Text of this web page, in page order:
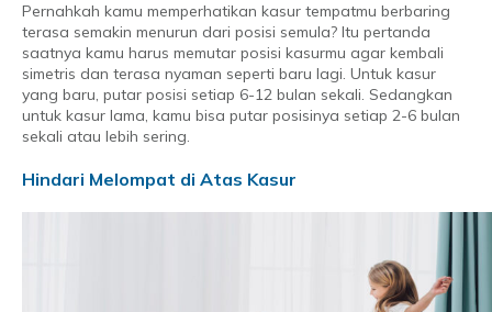
Pernahkah kamu memperhatikan kasur tempatmu berbaring
terasa semakin menurun dari posisi semula? Itu pertanda
saatnya kamu harus memutar posisi kasurmu agar kembali
simetris dan terasa nyaman seperti baru lagi. Untuk kasur
yang baru, putar posisi setiap 6-12 bulan sekali. Sedangkan
untuk kasur lama, kamu bisa putar posisinya setiap 2-6 bulan
sekali atau lebih sering.
Hindari Melompat di Atas Kasur